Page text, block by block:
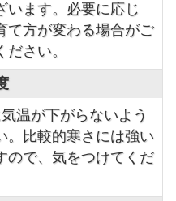
います。必要に応じ
て方が変わる場合がご
さい。
温が下がらないよう
。比較的寒さには強い
ので、気をつけてくだ